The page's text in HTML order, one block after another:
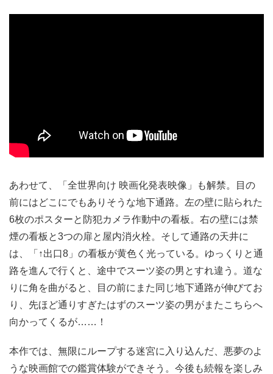
あわせて、「全世界向け 映画化発表映像」も解禁。目の
前にはどこにでもありそうな地下通路。左の壁に貼られた
6枚のポスターと防犯カメラ作動中の看板。右の壁には禁
煙の看板と3つの扉と屋内消火栓。そして通路の天井に
は、「↑出口8」の看板が黄色く光っている。ゆっくりと通
路を進んで行くと、途中でスーツ姿の男とすれ違う。道な
りに角を曲がると、目の前にまた同じ地下通路が伸びてお
り、先ほど通りすぎたはずのスーツ姿の男がまたこちらへ
向かってくるが……！
本作では、無限にループする迷宮に入り込んだ、悪夢のよ
うな映画館での鑑賞体験ができそう。今後も続報を楽しみ